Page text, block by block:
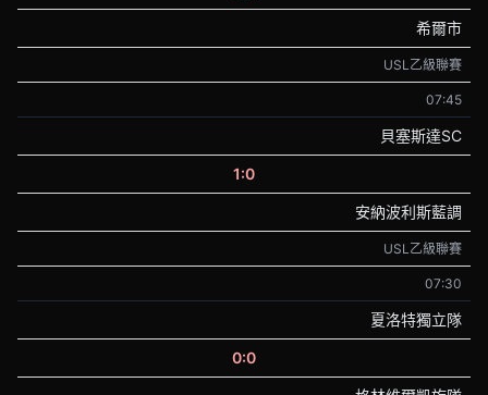
希爾市
USL乙級聯賽
07:45
貝塞斯達SC
1:0
安納波利斯藍調
USL乙級聯賽
07:30
夏洛特獨立隊
0:0